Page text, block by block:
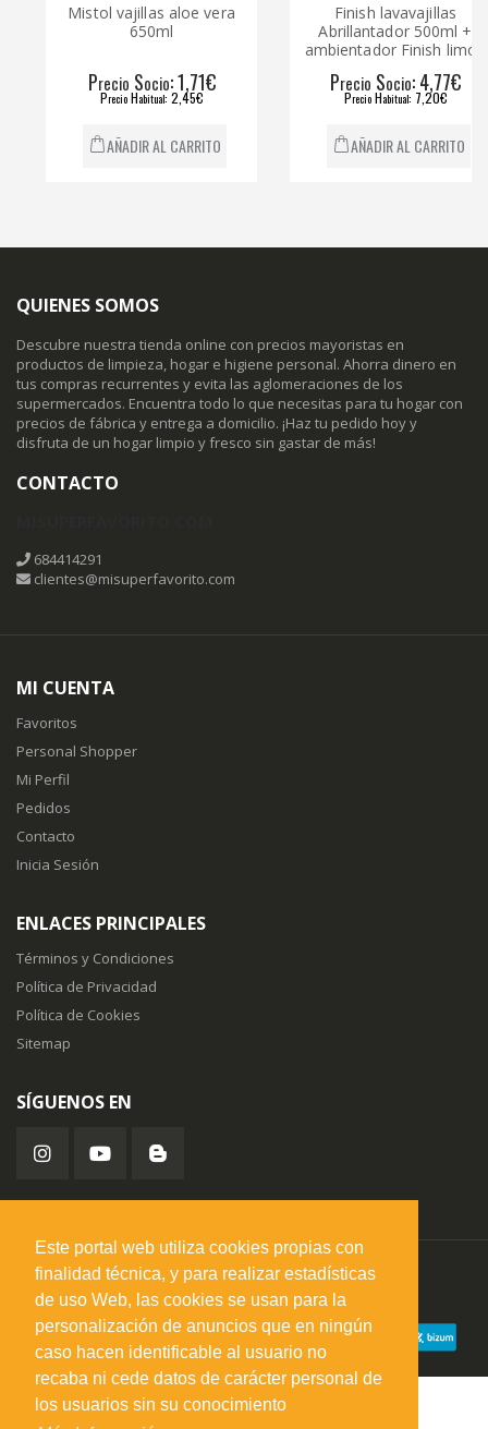
Este portal web utiliza cookies propias con
finalidad técnica, y para realizar estadísticas
de uso Web, las cookies se usan para la
personalización de anuncios que en ningún
caso hacen identificable al usuario no
recaba ni cede datos de carácter personal de
los usuarios sin su conocimiento
Mistol vajillas aloe vera
650ml
recioSocio: 1,71€
recioHabitual: 2,45€
AÑADIR AL CARRITO
Finish lavavajillas
Abrillantador 500ml +
ambientador Finish limón
recioSocio: 4,77€
recioHabitual: 7,20€
AÑADIR AL CARRITO
QUIENES SOMOS
Descubre nuestra tienda online con precios mayoristas en
productos de limpieza, hogar e higiene personal. Ahorra dinero en
tus compras recurrentes y evita las aglomeraciones de los
supermercados. Encuentra todo lo que necesitas para tu hogar con
precios de fábrica y entrega a domicilio. ¡Haz tu pedido hoy y
disfruta de un hogar limpio y fresco sin gastar de más!
CONTACTO
684414291
clientes@misuperfavorito.com
MI CUENTA
Favoritos
Personal Shopper
Mi Perfil
Pedidos
Contacto
Inicia Sesión
ENLACES PRINCIPALES
Términos y Condiciones
Política de Privacidad
Política de Cookies
Sitemap
SÍGUENOS EN
misuperfavorito.com.
© 2026. Todos los derechos reservados.